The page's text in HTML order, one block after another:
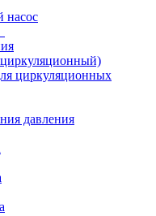
насос
циркуляционных
давления